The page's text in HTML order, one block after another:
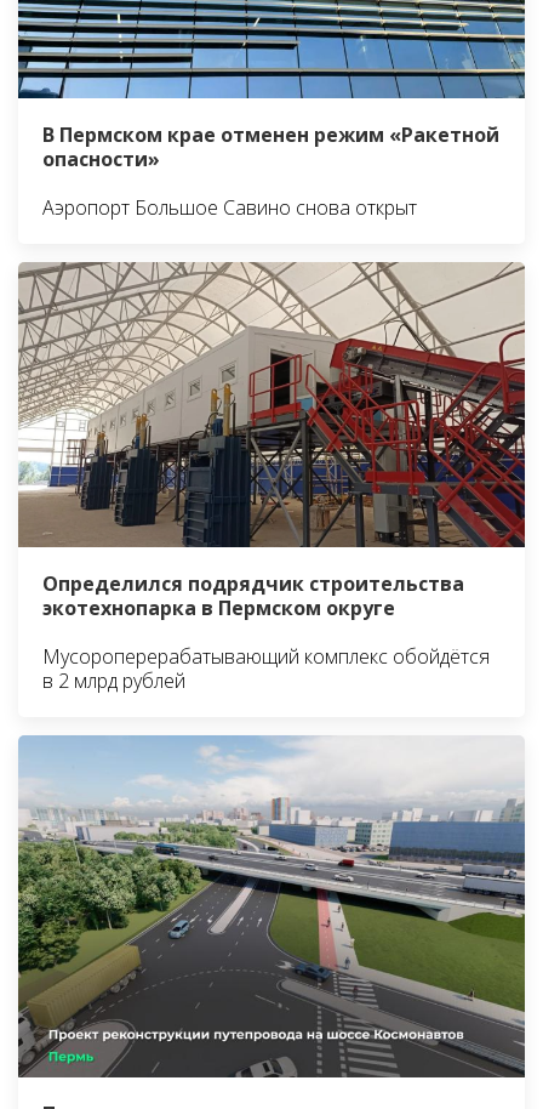
В Пермском крае отменен режим «Ракетной
опасности»
Аэропорт Большое Савино снова открыт
Определился подрядчик строительства
экотехнопарка в Пермском округе
Мусороперерабатывающий комплекс обойдётся
в 2 млрд рублей